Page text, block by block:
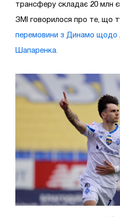
трансферу складає 20 млн
ЗМІ говорилося про те, що
перемовини з Динамо щодо
Шапаренка.